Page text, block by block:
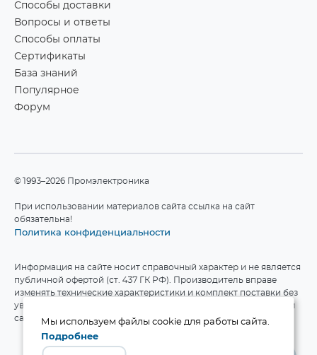
Способы доставки
Вопросы и ответы
Способы оплаты
Сертификаты
База знаний
Популярное
Форум
©1993–2026 Промэлектроника
При использовании материалов сайта ссылка на сайт
обязательна!
Политика конфиденциальности
Информация на сайте носит справочный характер и не является
публичной офертой (ст. 437 ГК РФ). Производитель вправе
изменять технические характеристики и комплект поставки без
уведомления. Актуальные данные приведены на официальном
сайте производителя.
Мы используем файлы cookie для работы сайта.
Подробнее